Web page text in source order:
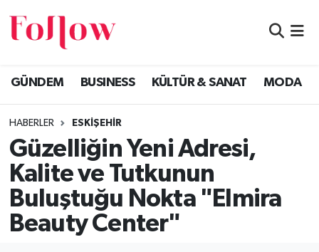
GÜNDEM BUSINESS KÜLTÜR & SANAT MODA
HABERLER ESKİŞEHİR
Güzelliğin Yeni Adresi,
Kalite ve Tutkunun
Buluştuğu Nokta "Elmira
Beauty Center"
GÜNDEM
BUSINESS
KÜLTÜR & SANAT
MODA
EĞİTİM
SAĞLIK & SPOR
Eskişehir Nöbetçi Eczaneler
Eskişehir Hava Durumu
Eskişehir Namaz Vakitleri
Eskişehir Trafik Yoğunluk Haritası
Süper Lig Puan Durumu ve Fikstür
Tüm Manşetler